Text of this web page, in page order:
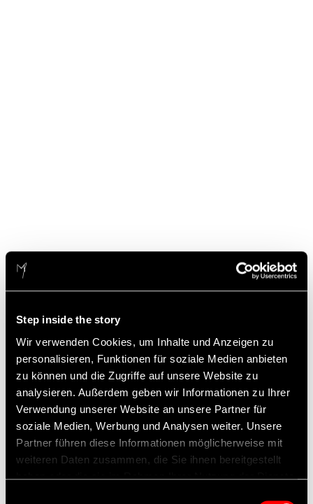
Step inside the story
Wir verwenden Cookies, um Inhalte und Anzeigen zu
personalisieren, Funktionen für soziale Medien anbieten
zu können und die Zugriffe auf unsere Website zu
analysieren. Außerdem geben wir Informationen zu Ihrer
Verwendung unserer Website an unsere Partner für
soziale Medien, Werbung und Analysen weiter. Unsere
Partner führen diese Informationen möglicherweise mit
weiteren Daten zusammen, die Sie ihnen bereitgestellt
haben oder die sie im Rahmen Ihrer Nutzung der Dienste